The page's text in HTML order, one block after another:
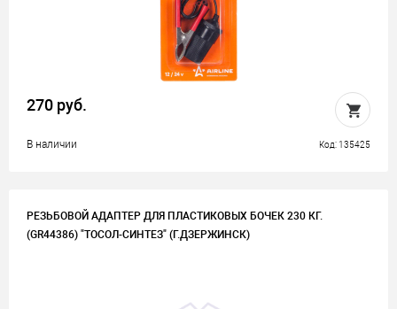
270 руб.
В наличии Код: 135425
РЕЗЬБОВОЙ АДАПТЕР ДЛЯ ПЛАСТИКОВЫХ БОЧЕК 230 КГ.
(GR44386) "ТОСОЛ-СИНТЕЗ" (Г.ДЗЕРЖИНСК)